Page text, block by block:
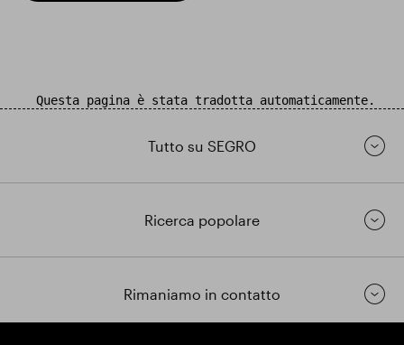
Questa pagina è stata tradotta automaticamente.
Tutto su SEGRO
Ricerca popolare
Rimaniamo in contatto